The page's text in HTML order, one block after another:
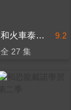
9.2
和火車泰德學習
全 27 集